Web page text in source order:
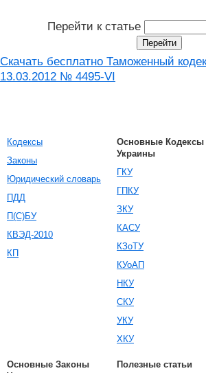
Перейти к статье
Скачать бесплатно Таможенный
13.03.2012 № 4495-VI
Кодексы
Законы
Юридический словарь
ПДД
П(С)БУ
КВЭД-2010
КП
Основные Кодексы
Украины
ГКУ
ГПКУ
ЗКУ
КАСУ
КЗоТУ
КУоАП
НКУ
СКУ
УКУ
ХКУ
Основные Законы
Полезные статьи